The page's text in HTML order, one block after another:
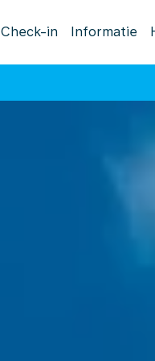
Check-in Informatie